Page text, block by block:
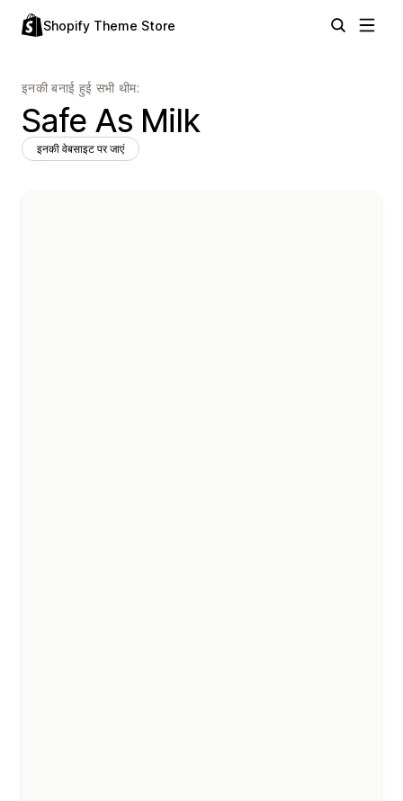
Shopify Theme Store
इनकी बनाई हुई सभी थीम:
Safe As Milk
इनकी वेबसाइट पर जाएं